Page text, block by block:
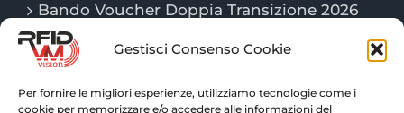
Gestisci Consenso Cookie
Per fornire le migliori esperienze, utilizziamo tecnologie come i
cookie per memorizzare e/o accedere alle informazioni del
Bando Voucher Doppia Transizione 2026
Le tecnologie “Game Changer” della